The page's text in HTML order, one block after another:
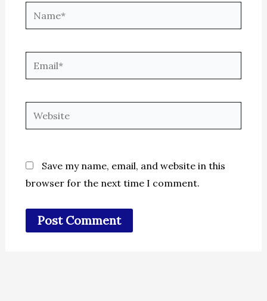
Website
Save my name, email, and website in this
browser for the next time I comment.